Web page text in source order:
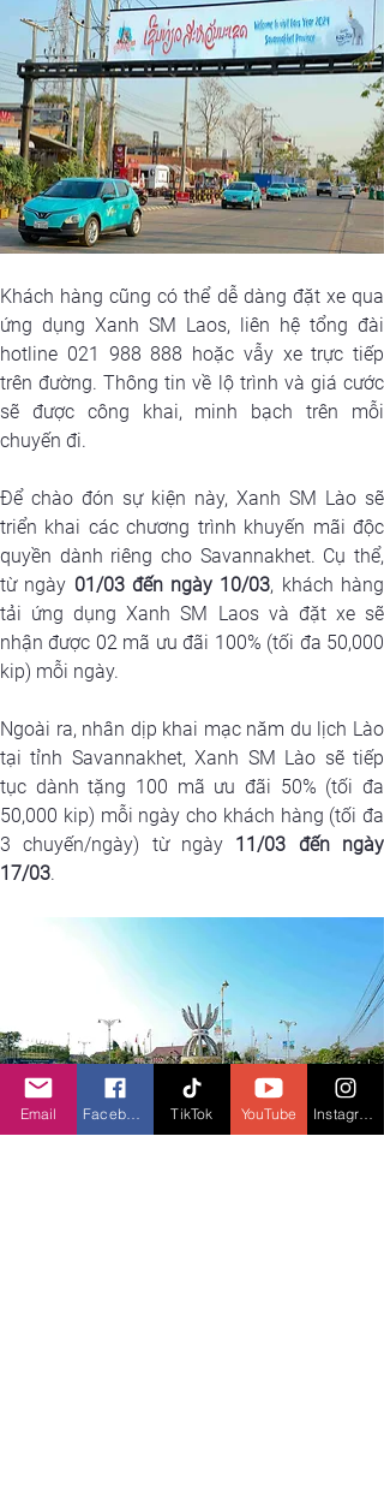
Khách hàng cũng có thể dễ dàng đặt xe qua
ứng dụng Xanh SM Laos, liên hệ tổng đài
hotline 021 988 888 hoặc vẫy xe trực tiếp
trên đường. Thông tin về lộ trình và giá cước
sẽ được công khai, minh bạch trên mỗi
chuyến đi.
Để chào đón sự kiện này, Xanh SM Lào sẽ
triển khai các chương trình khuyến mãi độc
quyền dành riêng cho Savannakhet. Cụ thể,
từ ngày 01/03 đến ngày 10/03, khách hàng
tải ứng dụng Xanh SM Laos và đặt xe sẽ
nhận được 02 mã ưu đãi 100% (tối đa 50,000
kip) mỗi ngày.
Ngoài ra, nhân dịp khai mạc năm du lịch Lào
tại tỉnh Savannakhet, Xanh SM Lào sẽ tiếp
tục dành tặng 100 mã ưu đãi 50% (tối đa
50,000 kip) mỗi ngày cho khách hàng (tối đa
3 chuyến/ngày) từ ngày 11/03 đến ngày
17/03.
Email TikTok YouTube